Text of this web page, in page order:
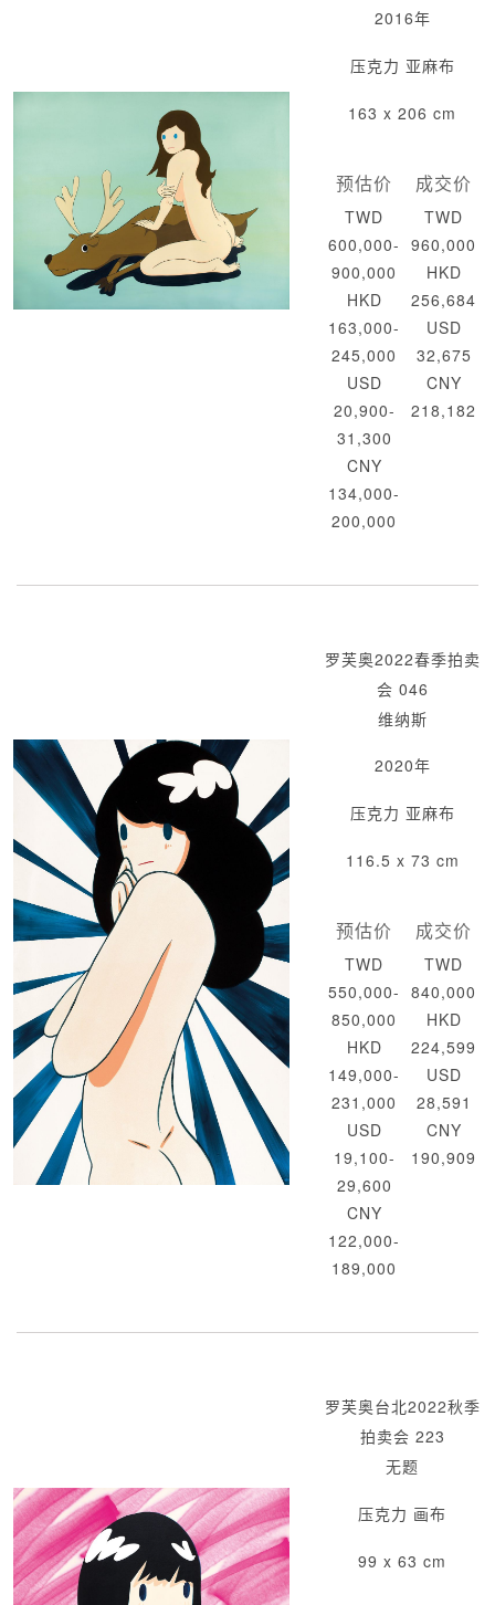
2016年
压克力 亚麻布
163 x 206 cm
预估价
TWD
600,000-
900,000
HKD
163,000-
245,000
USD
20,900-
31,300
CNY
134,000-
200,000
成交价
TWD
960,000
HKD
256,684
USD
32,675
CNY
218,182
罗芙奥2022春季拍卖
会 046
维纳斯
2020年
压克力 亚麻布
116.5 x 73 cm
预估价
TWD
550,000-
850,000
HKD
149,000-
231,000
USD
19,100-
29,600
CNY
122,000-
189,000
成交价
TWD
840,000
HKD
224,599
USD
28,591
CNY
190,909
罗芙奥台北2022秋季
拍卖会 223
无题
压克力 画布
99 x 63 cm